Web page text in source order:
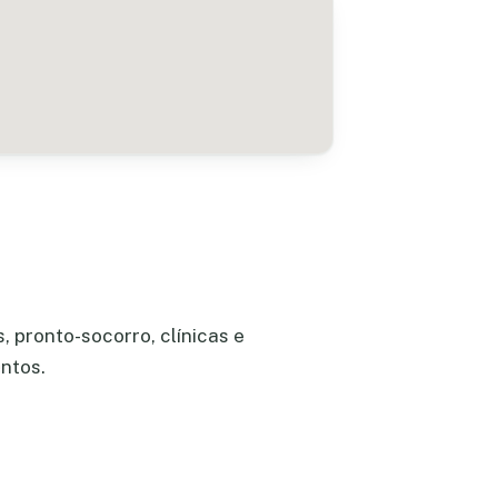
pronto-socorro, clínicas e